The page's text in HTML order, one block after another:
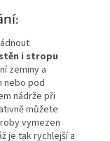
i stropu
zeminy a
nebo pod
nádrže při
můžete
vymezen
je tak rychlejší a